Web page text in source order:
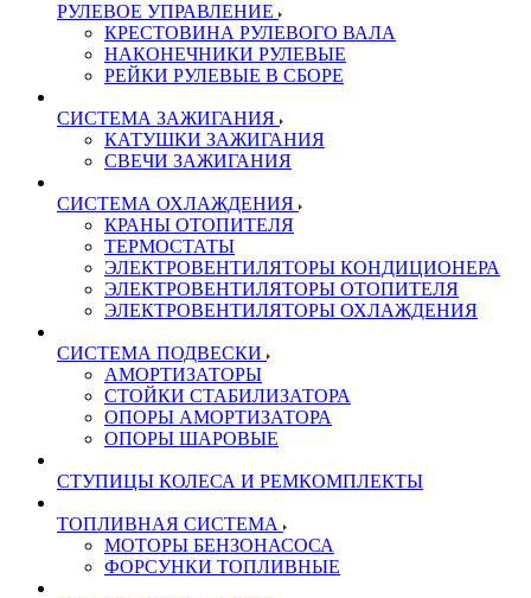
РУЛЕВОЕ УПРАВЛЕНИЕ
КРЕСТОВИНА РУЛЕВОГО ВАЛА
НАКОНЕЧНИКИ РУЛЕВЫЕ
РЕЙКИ РУЛЕВЫЕ В СБОРЕ
СИСТЕМА ЗАЖИГАНИЯ
КАТУШКИ ЗАЖИГАНИЯ
СВЕЧИ ЗАЖИГАНИЯ
СИСТЕМА ОХЛАЖДЕНИЯ
КРАНЫ ОТОПИТЕЛЯ
ТЕРМОСТАТЫ
ЭЛЕКТРОВЕНТИЛЯТОРЫ КОНДИЦИОНЕРА
ЭЛЕКТРОВЕНТИЛЯТОРЫ ОТОПИТЕЛЯ
ЭЛЕКТРОВЕНТИЛЯТОРЫ ОХЛАЖДЕНИЯ
СИСТЕМА ПОДВЕСКИ
АМОРТИЗАТОРЫ
СТОЙКИ СТАБИЛИЗАТОРА
ОПОРЫ АМОРТИЗАТОРА
ОПОРЫ ШАРОВЫЕ
СТУПИЦЫ КОЛЕСА И РЕМКОМПЛЕКТЫ
ТОПЛИВНАЯ СИСТЕМА
МОТОРЫ БЕНЗОНАСОСА
ФОРСУНКИ ТОПЛИВНЫЕ